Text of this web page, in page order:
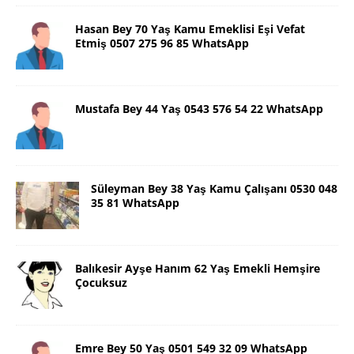
Hasan Bey 70 Yaş Kamu Emeklisi Eşi Vefat
Etmiş 0507 275 96 85 WhatsApp
Mustafa Bey 44 Yaş 0543 576 54 22 WhatsApp
Süleyman Bey 38 Yaş Kamu Çalışanı 0530 048
35 81 WhatsApp
Balıkesir Ayşe Hanım 62 Yaş Emekli Hemşire
Çocuksuz
Emre Bey 50 Yaş 0501 549 32 09 WhatsApp